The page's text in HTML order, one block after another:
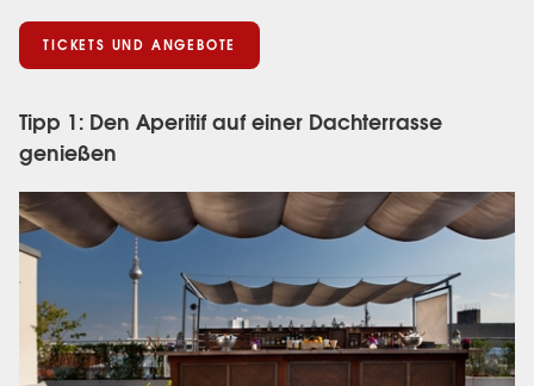
TICKETS UND ANGEBOTE
Tipp 1: Den Aperitif auf einer Dachterrasse
genießen